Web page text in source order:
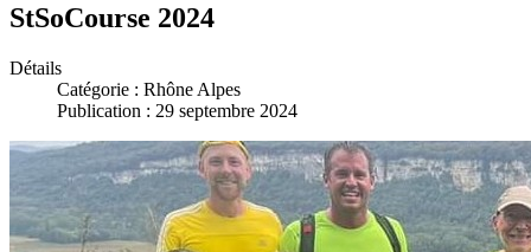
StSoCourse 2024
Détails
Catégorie : Rhône Alpes
Publication : 29 septembre 2024